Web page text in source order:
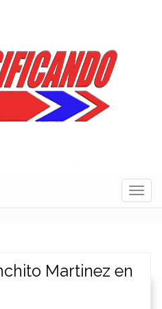
Martinez en